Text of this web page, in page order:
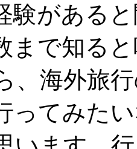
験がある
まで知る
、海外旅
ってみた